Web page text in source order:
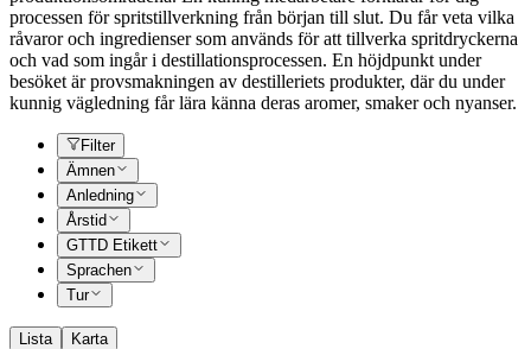
processen för spritstillverkning från början till slut. Du får veta vilka
råvaror och ingredienser som används för att tillverka spritdryckerna
och vad som ingår i destillationsprocessen. En höjdpunkt under
besöket är provsmakningen av destilleriets produkter, där du under
kunnig vägledning får lära känna deras aromer, smaker och nyanser.
Filter
Ämnen
Anledning
Årstid
GTTD Etikett
Sprachen
Tur
Lista Karta